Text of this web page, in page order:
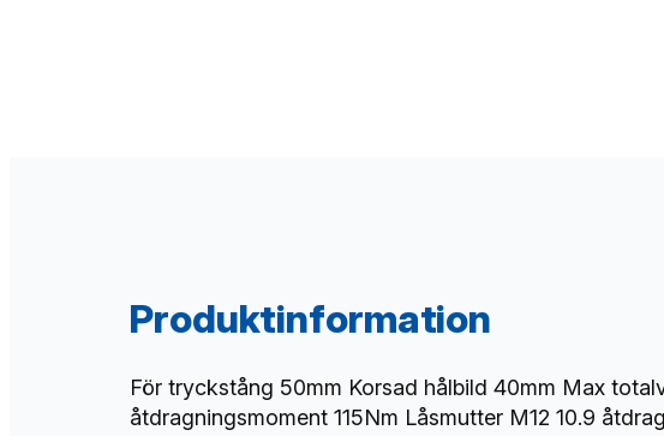
Produktinformation
För tryckstång 50mm Korsad hålbild 40mm Max
åtdragningsmoment 115Nm Låsmutter M12 10.9